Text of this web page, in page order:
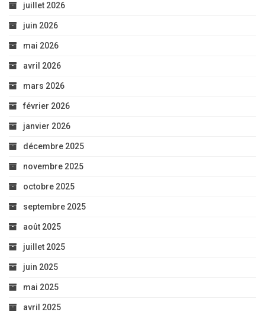
juillet 2026
juin 2026
mai 2026
avril 2026
mars 2026
février 2026
janvier 2026
décembre 2025
novembre 2025
octobre 2025
septembre 2025
août 2025
juillet 2025
juin 2025
mai 2025
avril 2025